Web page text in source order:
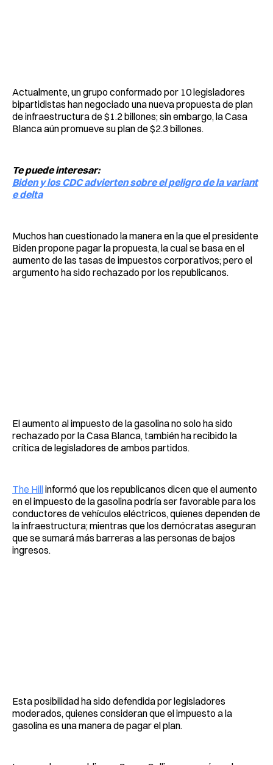
Actualmente, un grupo conformado por 10 legisladores
bipartidistas han negociado una nueva propuesta de plan
de infraestructura de $1.2 billones; sin embargo, la Casa
Blanca aún promueve su plan de $2.3 billones.
Te puede interesar:
Biden y los CDC advierten sobre el peligro de la variant
e delta
Muchos han cuestionado la manera en la que el presidente
Biden propone pagar la propuesta, la cual se basa en el
aumento de las tasas de impuestos corporativos; pero el
argumento ha sido rechazado por los republicanos.
El aumento al impuesto de la gasolina no solo ha sido
rechazado por la Casa Blanca, también ha recibido la
crítica de legisladores de ambos partidos.
The Hillinformó que los republicanos dicen que el aumento
en el impuesto de la gasolina podría ser favorable para los
conductores de vehículos eléctricos, quienes dependen de
la infraestructura; mientras que los demócratas aseguran
que se sumará más barreras a las personas de bajos
ingresos.
Esta posibilidad ha sido defendida por legisladores
moderados, quienes consideran que el impuesto a la
gasolina es una manera de pagar el plan.